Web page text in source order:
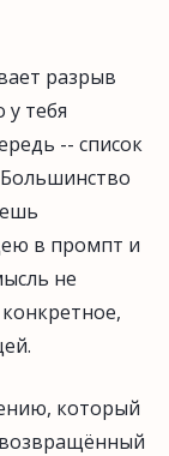
разрыв
тебя
-- список
Большинство
в промпт и
не
который